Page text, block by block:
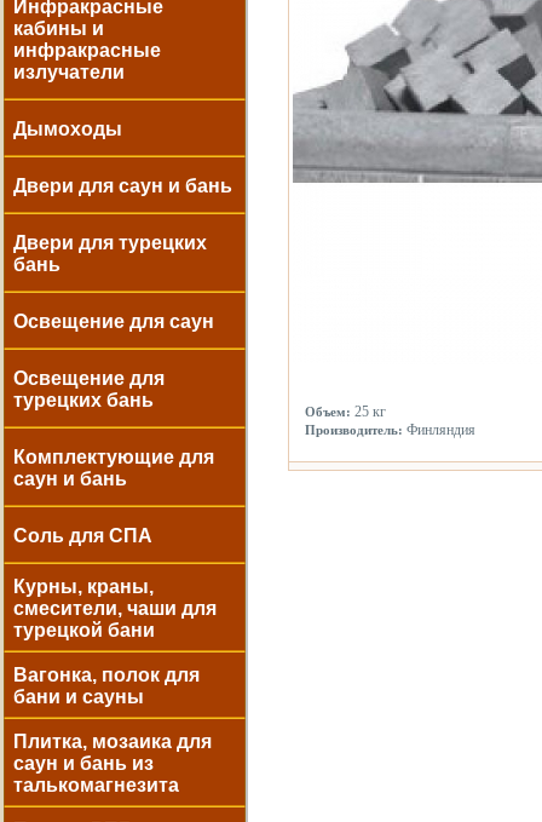
Инфракрасные
кабины и
инфракрасные
излучатели
Дымоходы
Двери для саун и бань
Двери для турецких
бань
Освещение для саун
Освещение для
турецких бань
Комплектующие для
саун и бань
Соль для СПА
Курны, краны,
смесители, чаши для
турецкой бани
Вагонка, полок для
бани и сауны
Плитка, мозаика для
саун и бань из
талькомагнезита
Объем: 25 кг
Производитель: Финляндия